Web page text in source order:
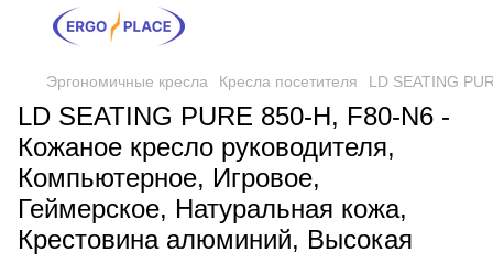
Эргономичные кресла Кресла посетителя LD SEATING
LD SEATING PURE 850-H, F80-N6 -
Кожаное кресло руководителя,
Компьютерное, Игровое,
Геймерское, Натуральная кожа,
Крестовина алюминий, Высокая